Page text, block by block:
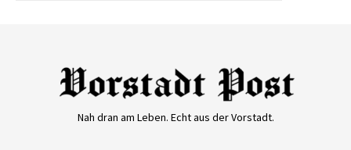
Nah dran am Leben. Echt aus der Vorstadt.